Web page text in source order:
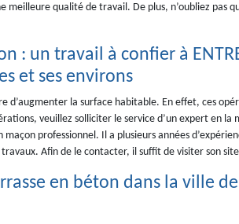
meilleure qualité de travail. De plus, n’oubliez pas
: un travail à confier à
et ses environs
d’augmenter la surface habitable. En effet, ces
veuillez solliciter le service d’un expert en la
maçon professionnel. Il a plusieurs années
Afin de le contacter, il suffit de visiter son
en béton dans la ville